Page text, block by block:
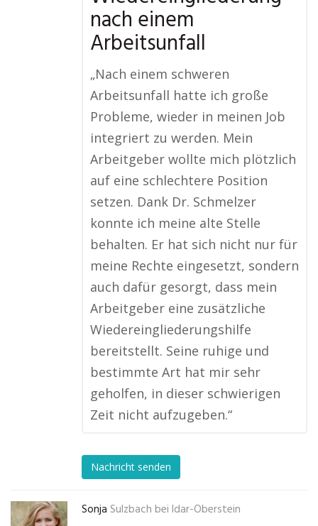
nach einem
Arbeitsunfall
„Nach einem schweren
Arbeitsunfall hatte ich große
Probleme, wieder in meinen Job
integriert zu werden. Mein
Arbeitgeber wollte mich plötzlich
auf eine schlechtere Position
setzen. Dank Dr. Schmelzer
konnte ich meine alte Stelle
behalten. Er hat sich nicht nur für
meine Rechte eingesetzt, sondern
auch dafür gesorgt, dass mein
Arbeitgeber eine zusätzliche
Wiedereingliederungshilfe
bereitstellt. Seine ruhige und
bestimmte Art hat mir sehr
geholfen, in dieser schwierigen
Zeit nicht aufzugeben.“
Nachricht senden
Sonja Sulzbach bei Idar-Oberstein